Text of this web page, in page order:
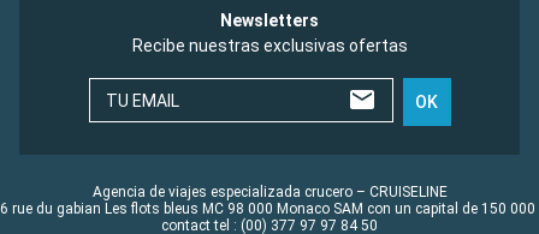
Newsletters
Recibe nuestras exclusivas ofertas
TU EMAIL OK
Agencia de viajes especializada crucero – CRUISELINE
rue du gabian Les flots bleus MC 98 000 Monaco SAM con un capital de 150 000
contact tel : (00) 377 97 97 84 50